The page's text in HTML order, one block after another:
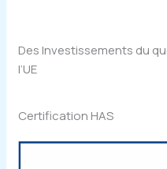
Des Investissements du
l’UE
Certification HAS